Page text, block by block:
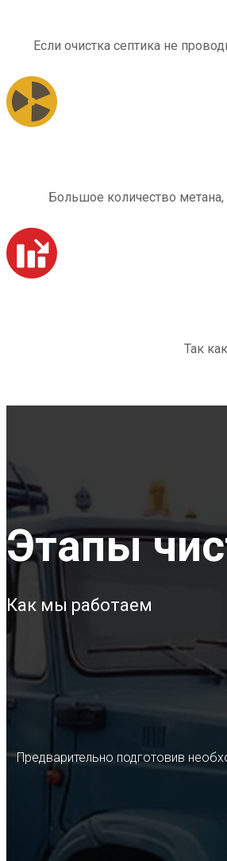
Если очистка септика не
Большое количество
Так
Этапы
Как мы работаем
Предварительно подготовив